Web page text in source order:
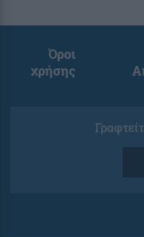
Όροι
χρήσης